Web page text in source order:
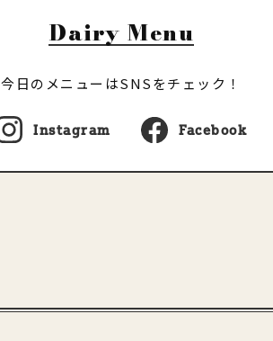
Dairy Menu
今日のメニューはSNSをチェック！
Instagram Facebook